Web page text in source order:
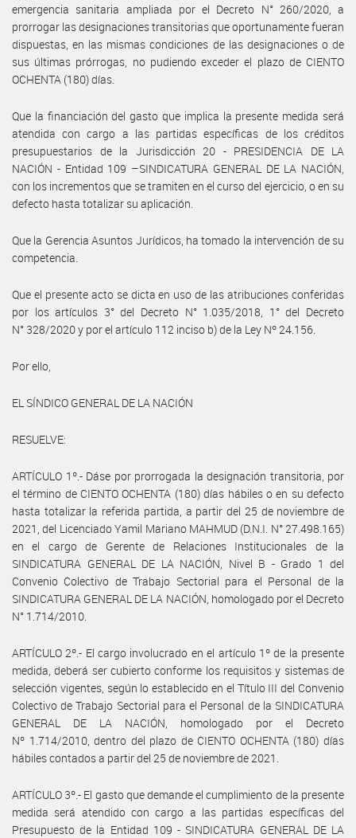
emergencia sanitaria ampliada por el Decreto N° 260/2020, a
prorrogar las designaciones transitorias que oportunamente fueran
dispuestas, en las mismas condiciones de las designaciones o de
sus últimas prórrogas, no pudiendo exceder el plazo de CIENTO
OCHENTA (180) días.
Que la financiación del gasto que implica la presente medida será
atendida con cargo a las partidas específicas de los créditos
presupuestarios de la Jurisdicción 20 - PRESIDENCIA DE LA
NACIÓN - Entidad 109 –SINDICATURA GENERAL DE LA NACIÓN,
con los incrementos que se tramiten en el curso del ejercicio, o en su
defecto hasta totalizar su aplicación.
Que la Gerencia Asuntos Jurídicos, ha tomado la intervención de su
competencia.
Que el presente acto se dicta en uso de las atribuciones conferidas
por los artículos 3° del Decreto N° 1.035/2018, 1° del Decreto
N° 328/2020 y por el artículo 112 inciso b) de la Ley Nº 24.156.
Por ello,
EL SÍNDICO GENERAL DE LA NACIÓN
RESUELVE:
ARTÍCULO 1º.- Dáse por prorrogada la designación transitoria, por
el término de CIENTO OCHENTA (180) días hábiles o en su defecto
hasta totalizar la referida partida, a partir del 25 de noviembre de
2021, del Licenciado Yamil Mariano MAHMUD (D.N.I. N° 27.498.165)
en el cargo de Gerente de Relaciones Institucionales de la
SINDICATURA GENERAL DE LA NACIÓN, Nivel B - Grado 1 del
Convenio Colectivo de Trabajo Sectorial para el Personal de la
SINDICATURA GENERAL DE LA NACIÓN, homologado por el Decreto
N° 1.714/2010.
ARTÍCULO 2º.- El cargo involucrado en el artículo 1º de la presente
medida, deberá ser cubierto conforme los requisitos y sistemas de
selección vigentes, según lo establecido en el Título III del Convenio
Colectivo de Trabajo Sectorial para el Personal de la SINDICATURA
GENERAL DE LA NACIÓN, homologado por el Decreto
Nº 1.714/2010, dentro del plazo de CIENTO OCHENTA (180) días
hábiles contados a partir del 25 de noviembre de 2021.
ARTÍCULO 3º.- El gasto que demande el cumplimiento de la presente
medida será atendido con cargo a las partidas específicas del
Presupuesto de la Entidad 109 - SINDICATURA GENERAL DE LA